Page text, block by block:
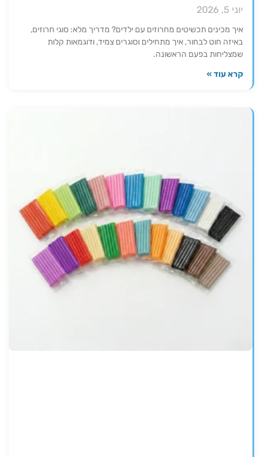
יוני 5, 2026
איך מכינים תכשיטים מחרוזים עם ילדים? מדריך מלא: סוגי חרוזים,
באיזה חוט לבחור, איך מתחילים וסוגרים צמיד, ודוגמאות קלות
שמצליחות בפעם הראשונה.
קרא עוד »